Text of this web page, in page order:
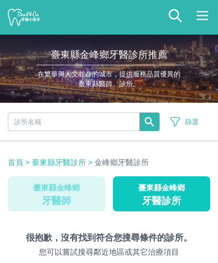
臺東縣金峰鄉牙醫診所推薦
在繁華與人文並存的城市，提供服務品質優異的
臺東縣醫師、診所。
篩選
首頁 > 臺東縣牙醫診所 > 金峰鄉牙醫診所
臺東縣金峰鄉
牙醫師
臺東縣金峰鄉
牙醫診所
很抱歉，沒有找到符合您搜尋條件的診所。
您可以嘗試搜尋鄰近地區或其它治療項目